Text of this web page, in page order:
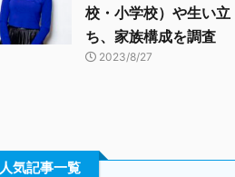
校・小学校）や生い立
ち、家族構成を調査
2023/8/27
人気記事一覧